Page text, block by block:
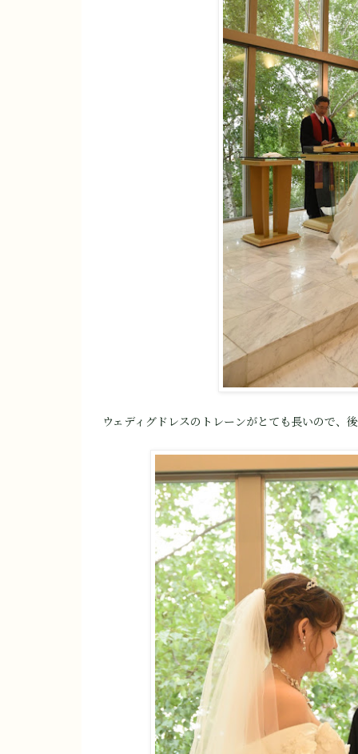
ウェディグドレスのトレーンがとても長いので